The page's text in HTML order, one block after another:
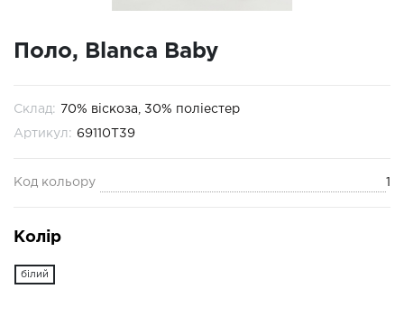
Поло, Blanca Baby
Склад: 70% віскоза, 30% поліестер
Артикул: 69110T39
Код кольору 1
Колір
білий